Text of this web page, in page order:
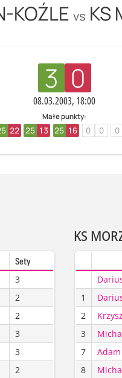
KOŹLE vs KS
3 0
08.03.2003, 18:00
Małe punkty:
22 25 13 25 16 0 0 0
Sety
3
2
2
3
3
2
KS
1
2
3
7
8